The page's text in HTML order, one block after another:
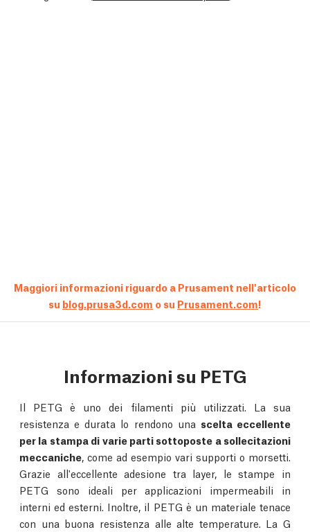
Maggiori informazioni riguardo a Prusament nell'articolo
su blog.prusa3d.com o su Prusament.com!
Informazioni su PETG
Il PETG è uno dei filamenti più utilizzati. La sua
resistenza e durata lo rendono una scelta eccellente
per la stampa di varie parti sottoposte a sollecitazioni
meccaniche, come ad esempio vari supporti o morsetti.
Grazie all'eccellente adesione tra layer, le stampe in
PETG sono ideali per applicazioni impermeabili in
interni ed esterni. Inoltre, il PETG è un materiale tenace
con una buona resistenza alle alte temperature. La G